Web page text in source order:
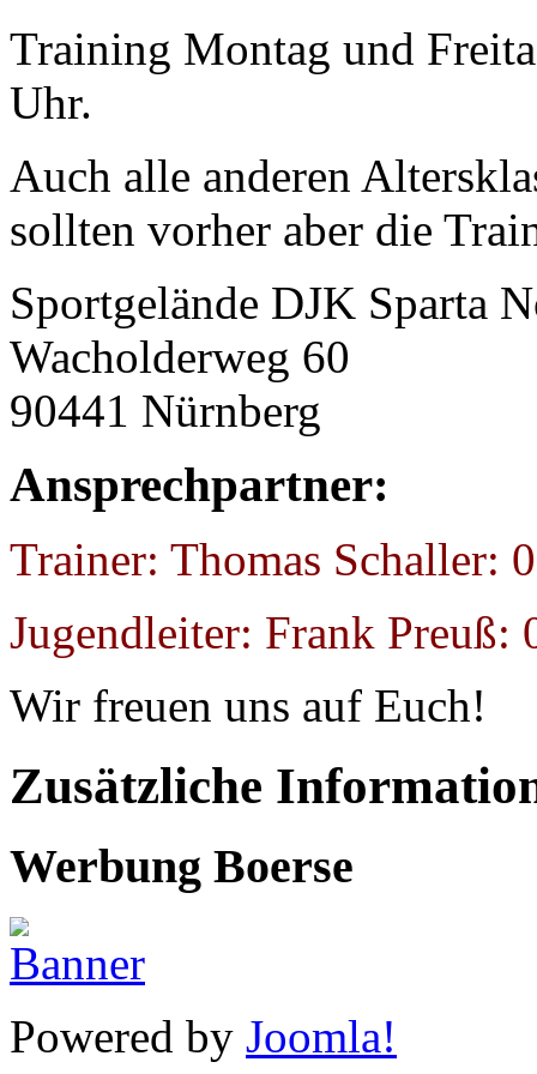
Training Montag und
Uhr.
Auch alle anderen
sollten vorher aber die
Sportgelände DJK Sparta
Wacholderweg 60
90441 Nürnberg
Ansprechpartner:
Trainer: Thomas Schaller:
Jugendleiter: Frank Preuß:
Wir freuen uns auf Euch!
Zusätzliche
Werbung Boerse
Powered by Joomla!